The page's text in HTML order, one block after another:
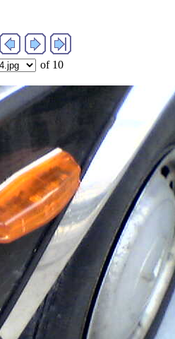
of 10